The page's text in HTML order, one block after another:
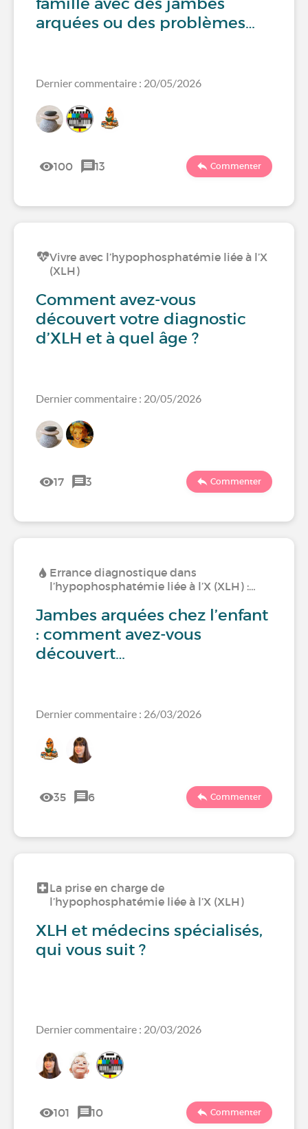
arquées ou des problèmes…
Dernier commentaire : 20/05/2026
100 13 Commenter
Vivre avec l’hypophosphatémie liée à l’X
(XLH)
Comment avez-vous
découvert votre diagnostic
d’XLH et à quel âge ?
Dernier commentaire : 20/05/2026
17 3 Commenter
Errance diagnostique dans
l’hypophosphatémie liée à l’X (XLH) :…
Jambes arquées chez l’enfant
: comment avez-vous
découvert…
Dernier commentaire : 26/03/2026
35 6 Commenter
La prise en charge de
l’hypophosphatémie liée à l’X (XLH)
XLH et médecins spécialisés,
qui vous suit ?
Dernier commentaire : 20/03/2026
101 10 Commenter